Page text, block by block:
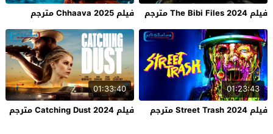
فيلم The Bibi Files 2024 مترجم
فيلم Chhaava 2025 مترجم
01:23:43
فيلم Street Trash 2024 مترجم
01:33:40
فيلم Catching Dust 2024 مترجم